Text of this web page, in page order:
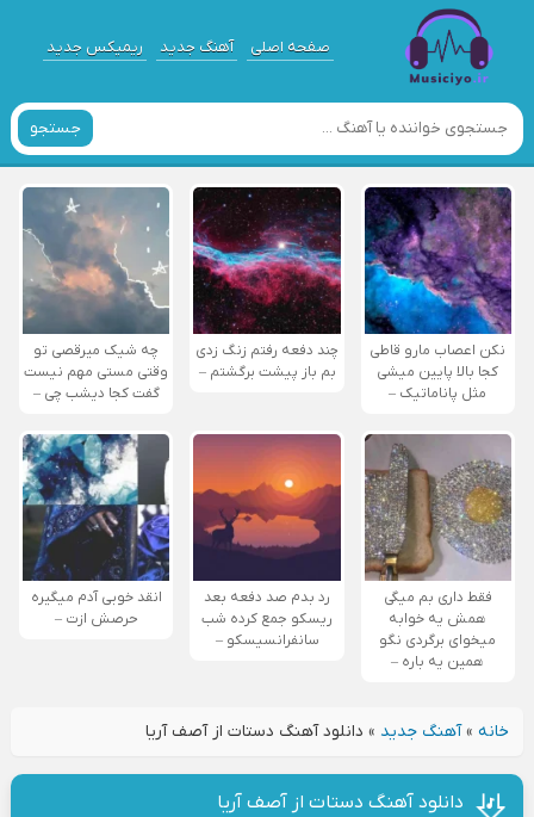
صفحه اصلی آهنگ جدید ریمیکس جدید
جستجو
نکن اعصاب مارو قاطی
کجا بالا پایین میشی
مثل پاناماتیک –
چند دفعه رفتم زنگ زدی
بم باز پیشت برگشتم –
چه شیک میرقصی تو
وقتی مستی مهم نیست
گفت کجا دیشب چی –
فقط داری بم میگی
همش یه خوابه
میخوای برگردی نگو
همین یه باره –
رد بدم صد دفعه بعد
ریسکو جمع کرده شب
سانفرانسیسکو –
انقد خوبی آدم میگیره
حرصش ازت –
خانه»آهنگ جدید » دانلود آهنگ دستات از آصف آریا
دانلود آهنگ دستات از آصف آریا